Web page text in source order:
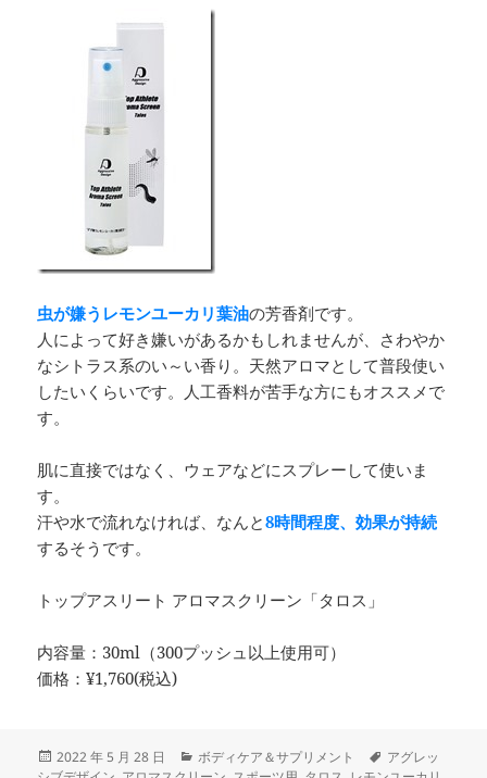
虫が嫌うレモンユーカリ葉油の芳香剤です。
人によって好き嫌いがあるかもしれませんが、さわやか
なシトラス系のい～い香り。天然アロマとして普段使い
したいくらいです。人工香料が苦手な方にもオススメで
す。
肌に直接ではなく、ウェアなどにスプレーして使いま
す。
汗や水で流れなければ、なんと8時間程度、効果が持続
するそうです。
トップアスリート アロマスクリーン「タロス」
内容量：30ml（300プッシュ以上使用可）
価格：¥1,760(税込)
投
2022 年 5 月 28 日
カ
ボディケア＆サプリメント
タ
アグレッ